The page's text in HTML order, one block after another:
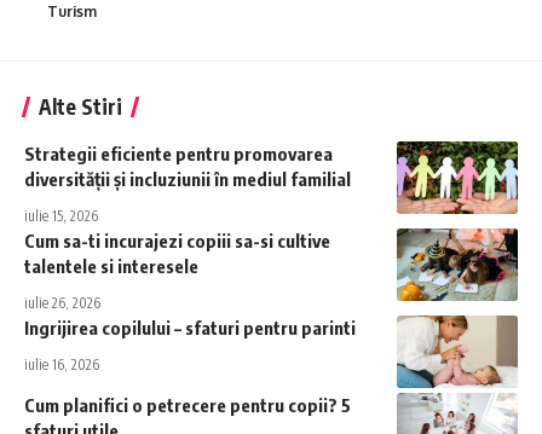
Turism
Alte Stiri
Strategii eficiente pentru promovarea
diversității și incluziunii în mediul familial
iulie 15, 2026
Cum sa-ti incurajezi copiii sa-si cultive
talentele si interesele
iulie 26, 2026
Ingrijirea copilului – sfaturi pentru parinti
iulie 16, 2026
Cum planifici o petrecere pentru copii? 5